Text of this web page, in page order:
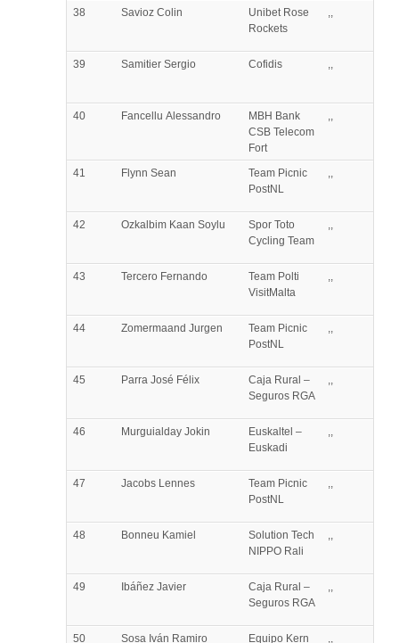
38 Savioz Colin
Unibet Rose
Rockets
,,
39 Samitier Sergio Cofidis ,,
40 Fancellu Alessandro
MBH Bank
CSB Telecom
Fort
,,
41 Flynn Sean
Team Picnic
PostNL
,,
42 Ozkalbim Kaan Soylu
Spor Toto
Cycling Team
,,
43 Tercero Fernando
Team Polti
VisitMalta
,,
44 Zomermaand Jurgen
Team Picnic
PostNL
,,
45 Parra José Félix
Caja Rural –
Seguros RGA
,,
46 Murguialday Jokin
Euskaltel –
Euskadi
,,
47 Jacobs Lennes
Team Picnic
PostNL
,,
48 Bonneu Kamiel
Solution Tech
NIPPO Rali
,,
49 Ibáñez Javier
Caja Rural –
Seguros RGA
,,
50 Sosa Iván Ramiro
Equipo Kern
,,